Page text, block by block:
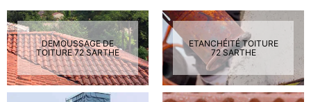
DEMOUSSAGE DE
TOITURE 72 SARTHE
ETANCHÉITÉ TOITURE
72 SARTHE